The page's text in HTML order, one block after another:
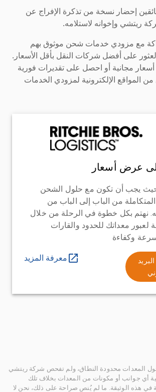
إحضار نسخة من تذكرة الإفراج عن
ريتشي وإخوانه لاستلامه.
مع مزودي خدمات شحن موثوق بهم
على أفضل شركات النقل بأقل الأسعار.
مجانية أو احصل على تقديرات فورية
المواقع الإلكترونية لمزودي الخدمات
عرض أسعار
حيث يجب أن تكون مع حلول الشحن
من الباب إلى الباب من
نهتم بكل خطوة في الرحلة من خلال
لعبور معداتك للحدود والقارات
وكفاءة
معرفة المزيد
حول المعدات محدودة النطاق، ولم تفحص شركة ريتشي
أي جوانب أو مكونات من المعدات بخلاف تلك
في هذه الوثيقة. ما لم يُنص صراحة على ذلك، نحن لا